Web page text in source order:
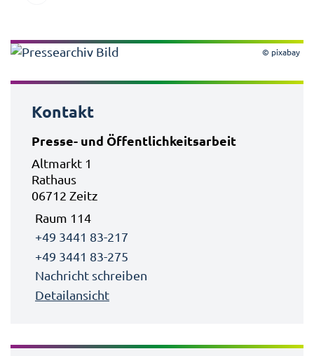
© pixabay
Kontakt
Presse- und Öffentlichkeitsarbeit
Altmarkt 1
Rathaus
06712 Zeitz
Raum 114
+49 3441 83-217
+49 3441 83-275
Nachricht schreiben
Detailansicht